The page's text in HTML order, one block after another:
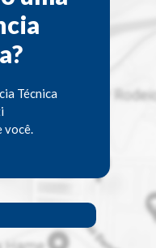
Técnica
você.